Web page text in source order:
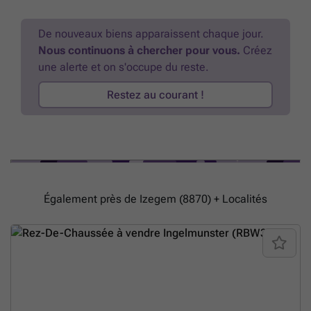
Gemeenschappelijke fietsenberging -Mogelijkheid tot aankoop ruime
garage (met afstandsbediening poort) Benieuwd? Vraag een bezoek
aan via ### of bel naar Angélique op ### Zij organiseert voor u
graag een bezichtiging.En savoir plus ?
De nouveaux biens apparaissent chaque jour.
Nous continuons à chercher pour vous. Créez
une alerte et on s'occupe du reste.
Restez au courant !
Également près de Izegem (8870) + Localités